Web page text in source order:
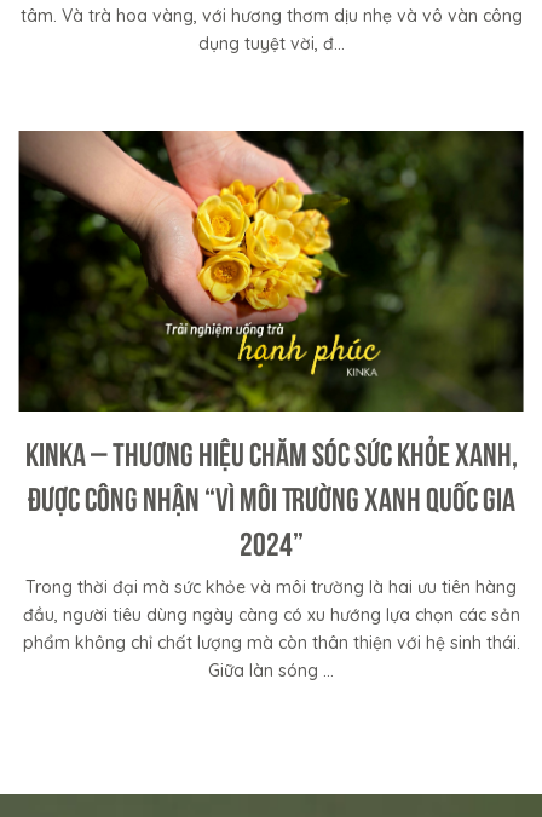
tâm. Và trà hoa vàng, với hương thơm dịu nhẹ và vô vàn công
dụng tuyệt vời, đ...
KINKA – Thương Hiệu Chăm Sóc Sức Khỏe Xanh,
Được Công Nhận “Vì Môi Trường Xanh Quốc Gia
2024”
Trong thời đại mà sức khỏe và môi trường là hai ưu tiên hàng
đầu, người tiêu dùng ngày càng có xu hướng lựa chọn các sản
phẩm không chỉ chất lượng mà còn thân thiện với hệ sinh thái.
Giữa làn sóng ...